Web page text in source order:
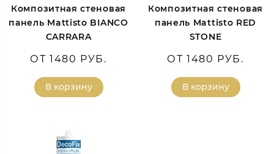
Композитная стеновая
панель Mattisto BIANCO
CARRARA
ОТ 1480 РУБ.
В корзину
Композитная стеновая
панель Mattisto RED
STONE
ОТ 1480 РУБ.
В корзину